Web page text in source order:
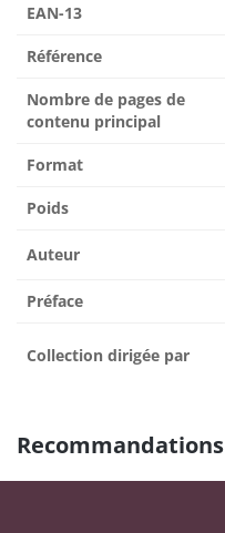
EAN-13
Référence
Nombre de pages de
contenu principal
Format
Poids
Auteur
Préface
Collection dirigée par
Recommandations